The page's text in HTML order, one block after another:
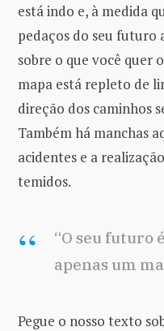
está indo e, à medida
pedaços do seu futuro
sobre o que você quer
mapa está repleto de
direção dos caminhos
Também há manchas
acidentes e a
temidos.
“O seu futuro
apenas um
Pegue o nosso texto